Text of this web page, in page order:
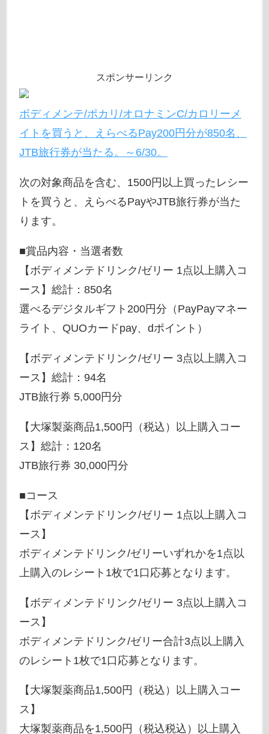
スポンサーリンク
ボディメンテ/ポカリ/オロナミンC/カロリーメ
イトを買うと、えらべるPay200円分が850名、
JTB旅行券が当たる。～6/30。
次の対象商品を含む、1500円以上買ったレシー
トを買うと、えらべるPayやJTB旅行券が当た
ります。
■賞品内容・当選者数
【ボディメンテドリンク/ゼリー 1点以上購入コ
ース】総計：850名
選べるデジタルギフト200円分（PayPayマネー
ライト、QUOカードpay、dポイント）
【ボディメンテドリンク/ゼリー 3点以上購入コ
ース】総計：94名
JTB旅行券 5,000円分
【大塚製薬商品1,500円（税込）以上購入コー
ス】総計：120名
JTB旅行券 30,000円分
■コース
【ボディメンテドリンク/ゼリー 1点以上購入コ
ース】
ボディメンテドリンク/ゼリーいずれかを1点以
上購入のレシート1枚で1口応募となります。
【ボディメンテドリンク/ゼリー 3点以上購入コ
ース】
ボディメンテドリンク/ゼリー合計3点以上購入
のレシート1枚で1口応募となります。
【大塚製薬商品1,500円（税込）以上購入コー
ス】
大塚製薬商品を1,500円（税込税込）以上購入